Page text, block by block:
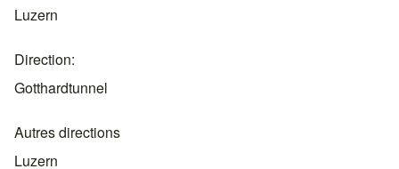
Luzern
Direction
Gotthardtunnel
Autres directions
Luzern